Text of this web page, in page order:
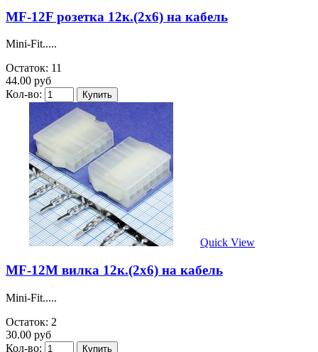
MF-12F розетка 12к.(2х6) на кабель
Mini-Fit.....
Остаток: 11
44.00 руб
Кол-во:
Quick View
MF-12M вилка 12к.(2х6) на кабель
Mini-Fit.....
Остаток: 2
30.00 руб
Кол-во: